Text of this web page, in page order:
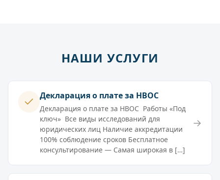
НАШИ УСЛУГИ
Декларация о плате за НВОС
Декларация о плате за НВОС Работы «Под
ключ» Все виды исследований для
юридических лиц Наличие аккредитации
100% соблюдение сроков Бесплатное
консультирование — Самая широкая в […]
→